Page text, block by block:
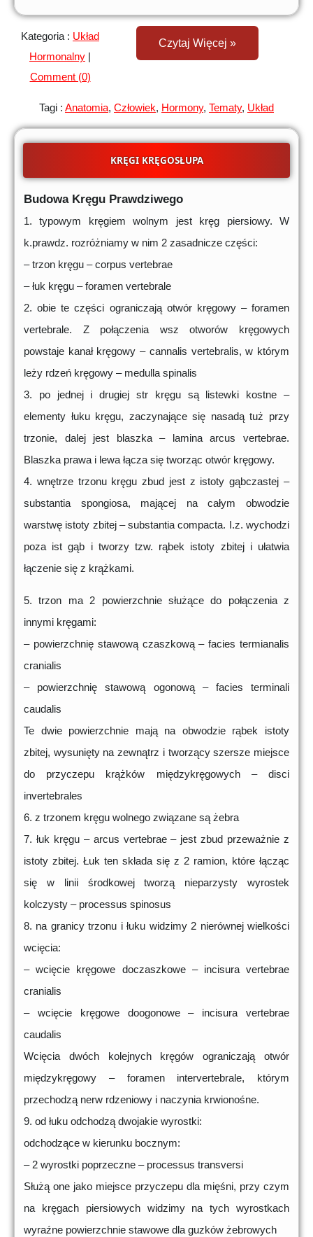
Czytaj Więcej »
Kategoria : Układ
Hormonalny |
Comment (0)
Tagi : Anatomia, Człowiek, Hormony, Tematy, Układ
KRĘGI KRĘGOSŁUPA
Budowa Kręgu Prawdziwego
1. typowym kręgiem wolnym jest kręg piersiowy. W
k.prawdz. rozróżniamy w nim 2 zasadnicze części:
– trzon kręgu – corpus vertebrae
– łuk kręgu – foramen vertebrale
2. obie te części ograniczają otwór kręgowy – foramen
vertebrale. Z połączenia wsz otworów kręgowych
powstaje kanał kręgowy – cannalis vertebralis, w którym
leży rdzeń kręgowy – medulla spinalis
3. po jednej i drugiej str kręgu są listewki kostne –
elementy łuku kręgu, zaczynające się nasadą tuż przy
trzonie, dalej jest blaszka – lamina arcus vertebrae.
Blaszka prawa i lewa łącza się tworząc otwór kręgowy.
4. wnętrze trzonu kręgu zbud jest z istoty gąbczastej –
substantia spongiosa, mającej na całym obwodzie
warstwę istoty zbitej – substantia compacta. I.z. wychodzi
poza ist gąb i tworzy tzw. rąbek istoty zbitej i ułatwia
łączenie się z krążkami.
5. trzon ma 2 powierzchnie służące do połączenia z
innymi kręgami:
– powierzchnię stawową czaszkową – facies termianalis
cranialis
– powierzchnię stawową ogonową – facies terminali
caudalis
Te dwie powierzchnie mają na obwodzie rąbek istoty
zbitej, wysunięty na zewnątrz i tworzący szersze miejsce
do przyczepu krążków międzykręgowych – disci
invertebrales
6. z trzonem kręgu wolnego związane są żebra
7. łuk kręgu – arcus vertebrae – jest zbud przeważnie z
istoty zbitej. Łuk ten składa się z 2 ramion, które łącząc
się w linii środkowej tworzą nieparzysty wyrostek
kolczysty – processus spinosus
8. na granicy trzonu i łuku widzimy 2 nierównej wielkości
wcięcia:
– wcięcie kręgowe doczaszkowe – incisura vertebrae
cranialis
– wcięcie kręgowe doogonowe – incisura vertebrae
caudalis
Wcięcia dwóch kolejnych kręgów ograniczają otwór
międzykręgowy – foramen intervertebrale, którym
przechodzą nerw rdzeniowy i naczynia krwionośne.
9. od łuku odchodzą dwojakie wyrostki:
odchodzące w kierunku bocznym:
– 2 wyrostki poprzeczne – processus transversi
Służą one jako miejsce przyczepu dla mięśni, przy czym
na kręgach piersiowych widzimy na tych wyrostkach
wyraźne powierzchnie stawowe dla guzków żebrowych